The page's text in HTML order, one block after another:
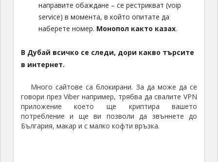
направите обаждане – се рестрикват (voip
service) в момента, в който опитате да
наберете номер. Монопол както казах.
В Дубай всичко се следи, дори какво търсите
в интернет.
Много сайтове са блокирани. За да може да се
говори през Viber например, трябва да свалите VPN
приложение което ще криптира вашето
потребление и ще ви позволи да звъннете до
България, макар и с малко кофти връзка.